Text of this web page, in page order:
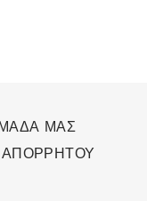
ΜΑΣ
ΑΠΟΡΡΗΤΟΥ